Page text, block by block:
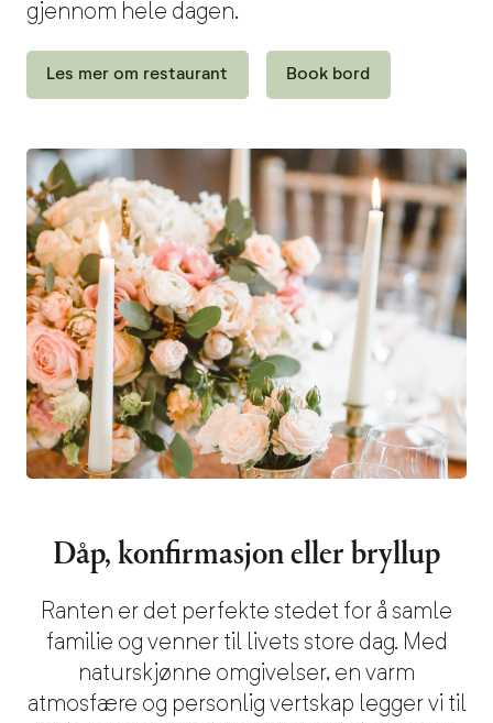
gjennom hele dagen.
Les mer om restaurant Book bord
Dåp, konfirmasjon eller bryllup
Ranten er det perfekte stedet for å samle
familie og venner til livets store dag. Med
naturskjønne omgivelser, en varm
atmosfære og personlig vertskap legger vi til